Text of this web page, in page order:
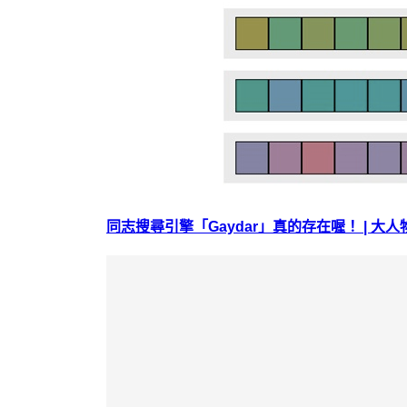
同志搜尋引擎「Gaydar」真的存在喔！ | 大人